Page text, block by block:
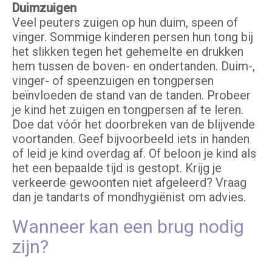
Duimzuigen
Veel peuters zuigen op hun duim, speen of
vinger. Sommige kinderen persen hun tong bij
het slikken tegen het gehemelte en drukken
hem tussen de boven- en ondertanden. Duim-,
vinger- of speenzuigen en tongpersen
beïnvloeden de stand van de tanden. Probeer
je kind het zuigen en tongpersen af te leren.
Doe dat vóór het doorbreken van de blijvende
voortanden. Geef bijvoorbeeld iets in handen
of leid je kind overdag af. Of beloon je kind als
het een bepaalde tijd is gestopt. Krijg je
verkeerde gewoonten niet afgeleerd? Vraag
dan je tandarts of mondhygiënist om advies.
Wanneer kan een brug nodig
zijn?